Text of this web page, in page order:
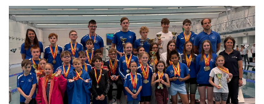
Springe
zum
Inhalt